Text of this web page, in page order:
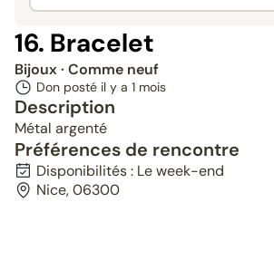
16. Bracelet
Bijoux· Comme neuf
Don posté il y a 1 mois
Description
Métal argenté
Préférences de rencontre
Disponibilités : Le week-end
Nice, 06300